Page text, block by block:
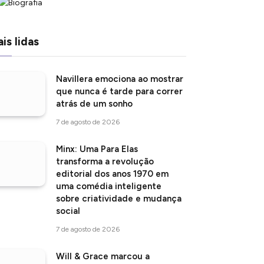
lidas
Navillera emociona ao mostrar
que nunca é tarde para correr
atrás de um sonho
7 de agosto de 2026
Minx: Uma Para Elas
transforma a revolução
editorial dos anos 1970 em
uma comédia inteligente
sobre criatividade e mudança
social
7 de agosto de 2026
Will & Grace marcou a